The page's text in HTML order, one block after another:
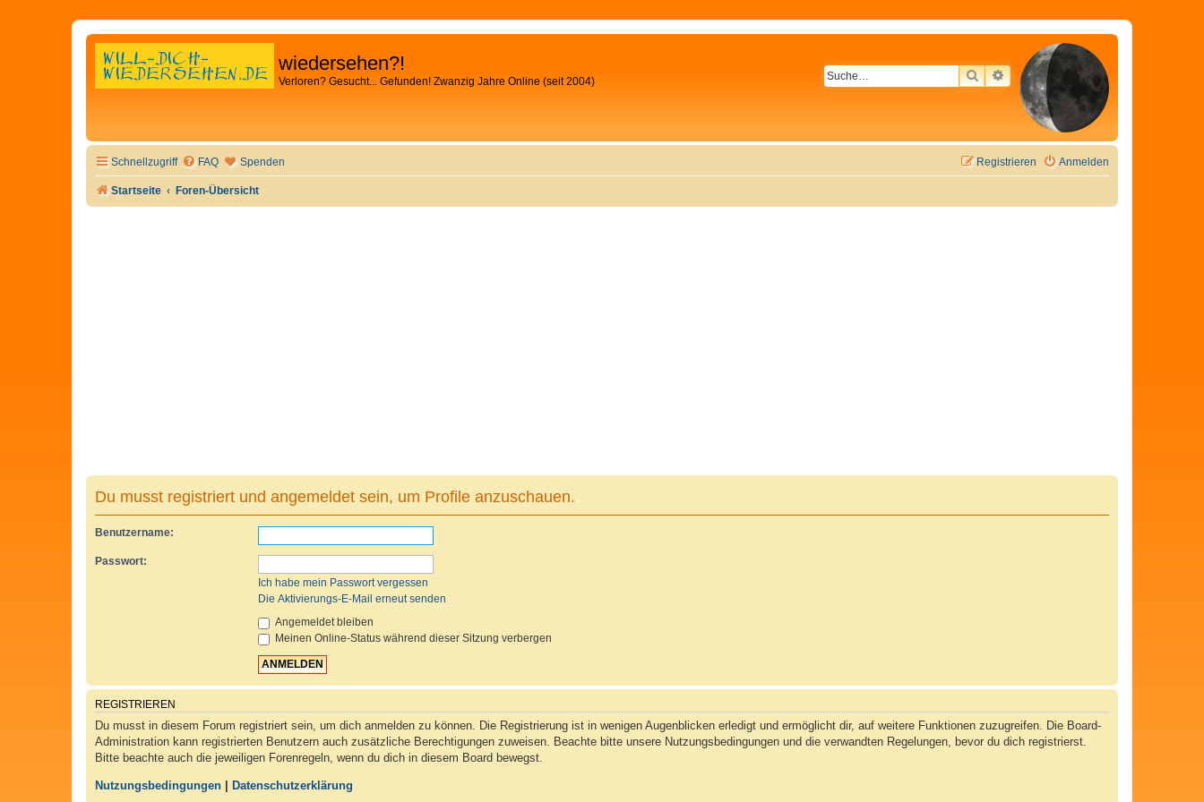
wiedersehen?!
Verloren? Gesucht... Gefunden! Zwanzig Jahre Online (seit 2004) SUCHEERWEITERTE SUCHE
Schnellzugriff FAQ Spenden Anmelden
Registrieren
Startseite Foren-Übersicht
Du musst registriert und angemeldet sein, um Profile anzuschauen.
Benutzername:
Passwort:
Ich habe mein Passwort vergessen
Die Aktivierungs-E-Mail erneut senden
Angemeldet bleiben
Meinen Online-Status während dieser Sitzung verbergen
REGISTRIEREN
Du musst in diesem Forum registriert sein, um dich anmelden zu können. Die Registrierung ist in wenigen Augenblicken erledigt und ermöglicht dir, auf weitere Funktionen zuzugreifen. Die Board-
Administration kann registrierten Benutzern auch zusätzliche Berechtigungen zuweisen. Beachte bitte unsere Nutzungsbedingungen und die verwandten Regelungen, bevor du dich registrierst.
Bitte beachte auch die jeweiligen Forenregeln, wenn du dich in diesem Board bewegst.
Nutzungsbedingungen Datenschutzerklärung